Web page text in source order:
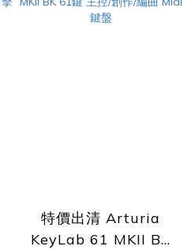
特價出清 Arturia
KeyLab 61 MKII BK